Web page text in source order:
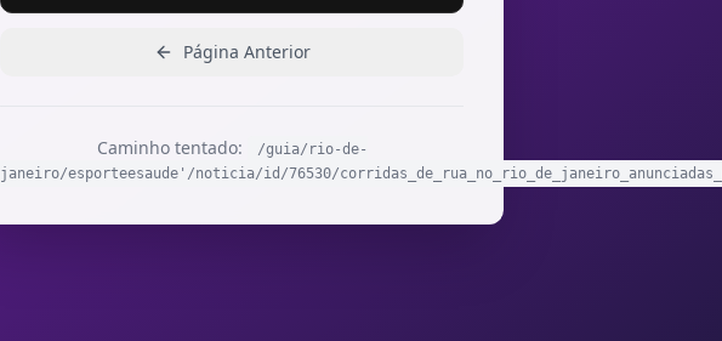
Página Anterior
Caminho tentado:
/guia/rio-de-
janeiro/esporteesaude'/noticia/id/76530/